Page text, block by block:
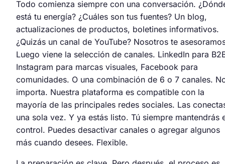
Todo comienza siempre con una conversación.
está tu energía? ¿Cuáles son tus fuentes? Un blog,
actualizaciones de productos, boletines informativos.
¿Quizás un canal de YouTube? Nosotros te
Luego viene la selección de canales. LinkedIn para
Instagram para marcas visuales, Facebook para
comunidades. O una combinación de 6 o 7 canales.
importa. Nuestra plataforma es compatible con la
mayoría de las principales redes sociales. Las
una sola vez. Y ya estás listo. Tú siempre mantendrás
control. Puedes desactivar canales o agregar algunos
más cuando desees. Flexible.